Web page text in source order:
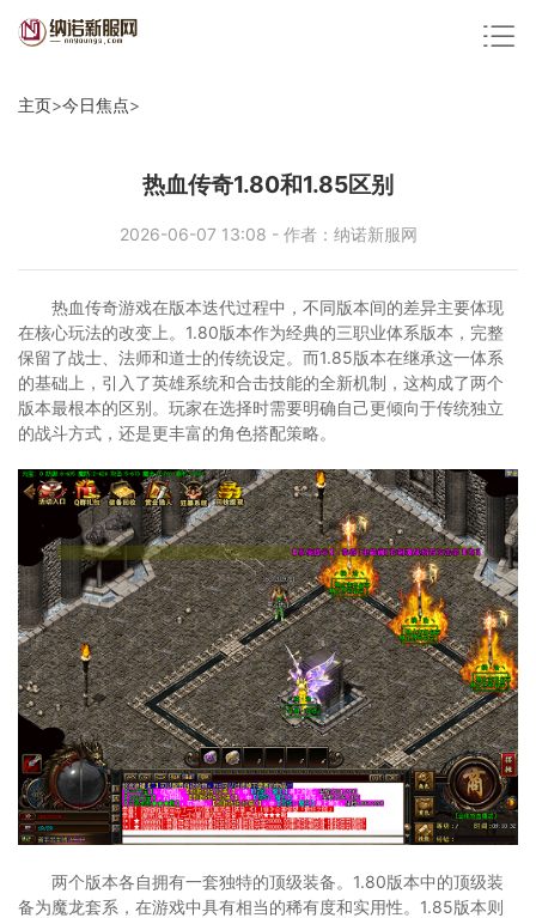
主页>今日焦点>
热血传奇1.80和1.85区别
2026-06-07 13:08 - 作者：纳诺新服网
热血传奇游戏在版本迭代过程中，不同版本间的差异主要体现
在核心玩法的改变上。1.80版本作为经典的三职业体系版本，完整
保留了战士、法师和道士的传统设定。而1.85版本在继承这一体系
的基础上，引入了英雄系统和合击技能的全新机制，这构成了两个
版本最根本的区别。玩家在选择时需要明确自己更倾向于传统独立
的战斗方式，还是更丰富的角色搭配策略。
两个版本各自拥有一套独特的顶级装备。1.80版本中的顶级装
备为魔龙套系，在游戏中具有相当的稀有度和实用性。1.85版本则